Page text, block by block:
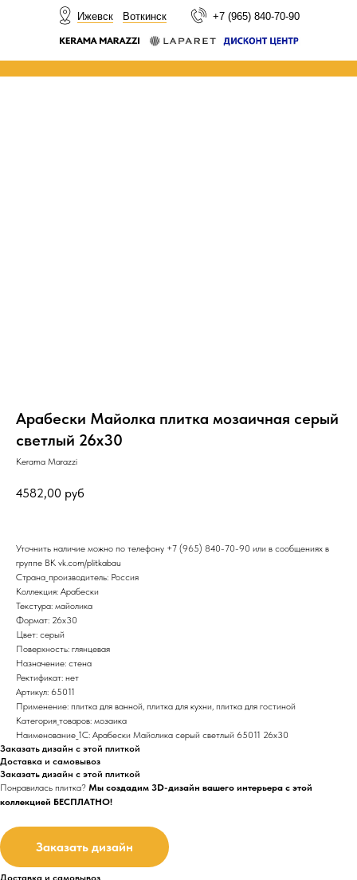
+7 (965) 840-70-90
Ижевск Воткинск
Арабески Майолка плитка мозаичная серый
светлый 26х30
Kerama Marazzi
4582,00 руб
Уточнить наличие можно по телефону +7 (965) 840-70-90 или в сообщениях в
группе ВК vk.com/plitkabau
Страна_производитель: Россия
Коллекция: Арабески
Текстура: майолика
Формат: 26x30
Цвет: серый
Поверхность: глянцевая
Назначение: стена
Ректификат: нет
Артикул: 65011
Применение: плитка для ванной, плитка для кухни, плитка для гостиной
Категория_товаров: мозаика
Наименование_1С: Арабески Майолика серый светлый 65011 26х30
Заказать дизайн с этой плиткой
Доставка и самовывоз
Заказать дизайн с этой плиткой
Понравилась плитка? Мы создадим 3D-дизайн вашего интерьера с этой
коллекцией БЕСПЛАТНО!
Заказать дизайн
Доставка и самовывоз